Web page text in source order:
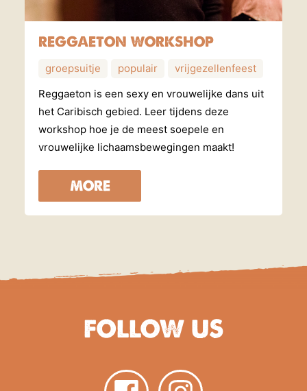
REGGAETON WORKSHOP
groepsuitje populair
vrijgezellenfeest
Reggaeton is een sexy en vrouwelijke dans uit
het Caribisch gebied. Leer tijdens deze
workshop hoe je de meest soepele en
vrouwelijke lichaamsbewegingen maakt!
MORE
FOLLOW US